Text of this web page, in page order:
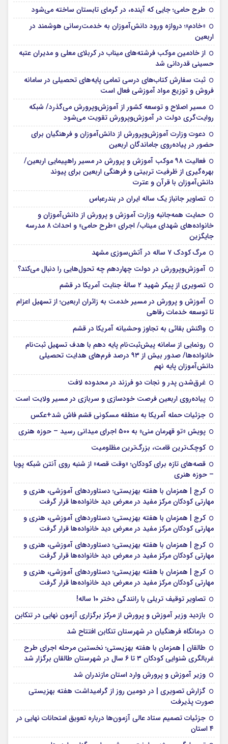
طرح حامی؛ جایی که آینده، در گرمای تابستان ساخته می‌شود
«خادم»؛ دروازه ورود دانش‌آموزان به خدمت‌رسانی هوشمند در
اربعین
از خادمین موکب فرشته‌های میناب در کربلای معلی و مدیران عتبه
حسینی قدردانی شد
ثبت سفارش کتاب‌های درسی تمامی پایه‌های تحصیلی در سامانه
فروش و توزیع مواد آموزشی فعال است
مسیر اصلاح و توسعه کشور از آموزش‌وپرورش می‌گذرد/ شبکه
روایت‌‌گری دولت در آموزش‌وپرورش تقویت می‌شود
دعوت وزارت آموزش‌وپرورش از دانش‌آموزان و فرهنگیان برای
حضور در پیاده‌روی جاماندگان اربعین
فعالیت ۹۸ موکب آموزش و پرورش در مسیر راهپیمایی اربعین/
بهره‌گیری از ظرفیت تربیتی و فرهنگی اربعین برای پیوند
دانش‌آموزان با قرآن و عترت
تصاویر جانباز یک ساله ایران در بندرعباس
حمایت همه‌جانبه وزارت آموزش و پرورش از دانش‌آموزان و
خانواده‌های شهدای میناب/ اجرای «طرح حامی» و احداث ۸ مدرسه
جایگزین
مرگ کودک ۷ ساله در آتش‌سوزی مشهد
آموزش‌وپرورش در دولت چهاردهم چه تحول‌هایی را دنبال می‌کند؟
تصویری از پیکر شهید ۲ سالۀ جنایت آمریکا در قشم
آموزش و پرورش در مسیر خدمت به زائران اربعین؛ از تسهیل اعزام
تا توسعه خدمات رفاهی
واکنش بقائی به تجاوز وحشیانه آمریکا در قشم
رونمایی از سامانه پیش‌ثبت‌نام پایه دهم با هدف تسهیل ثبت‌نام
خانواده‌ها/ صدور بیش از ۹۳ درصد فرم‌های هدایت تحصیلی
دانش‌آموزان پایه نهم
غرق‌شدن پدر و نجات دو فرزند در محدوده لافت
پیاده‌روی اربعین فرصت خودسازی و سربازی در مسیر ولایت است
جزئیات حمله آمریکا به منطقه مسکونی قشم فاش شد+عکس
پویش «تو قهرمان منی» به ۵۰۰ اجرای میدانی رسید – حوزه هنری
کوچک‌ترین قامت، بزرگ‌ترین مظلومیت
قصه‌های تازه برای کودکان؛ «وقت قصه» از شنبه روی آنتن شبکه پویا
– حوزه هنری
کرج | همزمان با هفته بهزیستی؛ دستاوردهای آموزشی، هنری و
مهارتی کودکان مرکز مفید در معرض دید خانواده‌ها قرار گرفت
کرج | همزمان با هفته بهزیستی؛ دستاوردهای آموزشی، هنری و
مهارتی کودکان مرکز مفید در معرض دید خانواده‌ها قرار گرفت
کرج | همزمان با هفته بهزیستی؛ دستاوردهای آموزشی، هنری و
مهارتی کودکان مرکز مفید در معرض دید خانواده‌ها قرار گرفت
کرج | همزمان با هفته بهزیستی؛ دستاوردهای آموزشی، هنری و
مهارتی کودکان مرکز مفید در معرض دید خانواده‌ها قرار گرفت
تصاویر توقیف تریلی با رانندگی دختر 10 ساله!
بازدید وزیر آموزش و پرورش از مرکز برگزاری آزمون نهایی در تنکابن
درمانگاه فرهنگیان در شهرستان تنکابن افتتاح شد
طالقان | همزمان با هفته بهزیستی؛ نخستین مرحله اجرای طرح
غربالگری شنوایی کودکان ۳ تا ۶ سال در شهرستان طالقان برگزار شد
وزیر آموزش و پرورش وارد استان مازندران شد
گزارش تصویری | در دومین روز از گرامیداشت هفته بهزیستی
صورت پذیرفت
جزئیات تصمیم ستاد عالی آزمون‌ها درباره تعویق امتحانات نهایی در
۴ استان